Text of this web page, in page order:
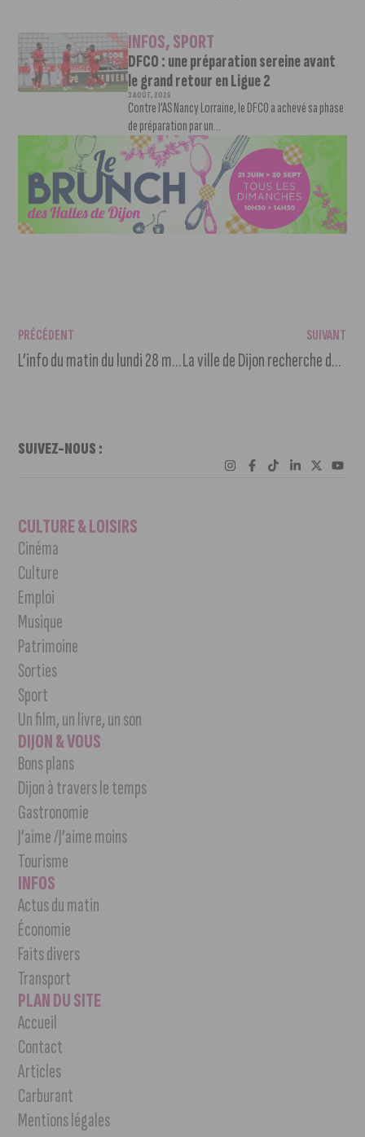
INFOS,SPORT
DFCO : une préparation sereine avant
le grand retour en Ligue 2
3 AOÛT, 2026
Contre l’AS Nancy Lorraine, le DFCO a achevé sa phase
de préparation par un...
PRÉCÉDENT
L’info du matin du lundi 28 mars 2022
SUIVANT
La ville de Dijon recherche des assesseurs
SUIVEZ-NOUS :
CULTURE & LOISIRS
Cinéma
Culture
Emploi
Musique
Patrimoine
Sorties
Sport
Un film, un livre, un son
DIJON & VOUS
Bons plans
Dijon à travers le temps
Gastronomie
J’aime /J’aime moins
Tourisme
INFOS
Actus du matin
Économie
Faits divers
Transport
PLAN DU SITE
Accueil
Contact
Articles
Carburant
Mentions légales